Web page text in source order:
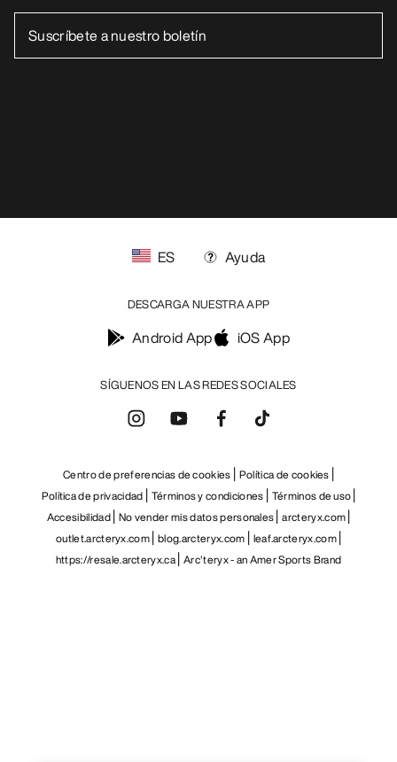
SÍGUENOS EN LAS REDES SOCIALES
ES Ayuda
DESCARGA NUESTRA APP
Android App iOS App
Centro de preferencias de cookies Política de cookies
Política de privacidad Términos y condiciones Términos de uso
Accesibilidad No vender mis datos personales arcteryx.com
outlet.arcteryx.com blog.arcteryx.com leaf.arcteryx.com
https://resale.arcteryx.ca Arc'teryx - an Amer Sports Brand